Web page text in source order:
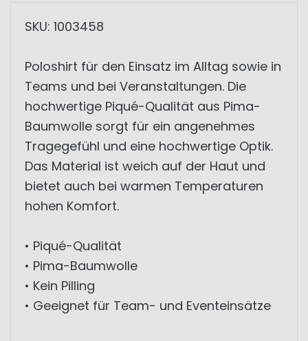
SKU: 1003458
Poloshirt für den Einsatz im Alltag sowie in
Teams und bei Veranstaltungen. Die
hochwertige Piqué-Qualität aus Pima-
Baumwolle sorgt für ein angenehmes
Tragegefühl und eine hochwertige Optik.
Das Material ist weich auf der Haut und
bietet auch bei warmen Temperaturen
hohen Komfort.
• Piqué-Qualität
• Pima-Baumwolle
• Kein Pilling
• Geeignet für Team- und Eventeinsätze